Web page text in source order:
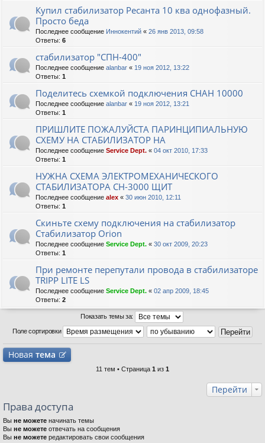
Купил стабилизатор Ресанта 10 ква однофазный.
Просто беда
Последнее сообщение Иннокентий « 26 янв 2013, 09:58
Ответы: 6
стабилизатор "СПН-400"
Последнее сообщение alanbar « 19 ноя 2012, 13:22
Ответы: 1
Поделитесь схемкой подключения СНАН 10000
Последнее сообщение alanbar « 19 ноя 2012, 13:21
Ответы: 1
ПРИШЛИТЕ ПОЖАЛУЙСТА ПАРИНЦИПИАЛЬНУЮ
СХЕМУ НА СТАБИЛИЗАТОР НА
Последнее сообщение Service Dept. « 04 окт 2010, 17:33
Ответы: 1
НУЖНА СХЕМА ЭЛЕКТРОМЕХАНИЧЕСКОГО
СТАБИЛИЗАТОРА СН-3000 ЩИТ
Последнее сообщение alex « 30 июн 2010, 12:11
Ответы: 1
Скиньте схему подключения на стабилизатор
Стабилизатор Orion
Последнее сообщение Service Dept. « 30 окт 2009, 20:23
Ответы: 1
При ремонте перепутали провода в стабилизаторе
TRIPP LITE LS
Последнее сообщение Service Dept. « 02 апр 2009, 18:45
Ответы: 2
Показать темы за:
Поле сортировки
Новая тема
11 тем • Страница 1 из 1
Перейти
Права доступа
Вы не можете начинать темы
Вы не можете отвечать на сообщения
Вы не можете редактировать свои сообщения